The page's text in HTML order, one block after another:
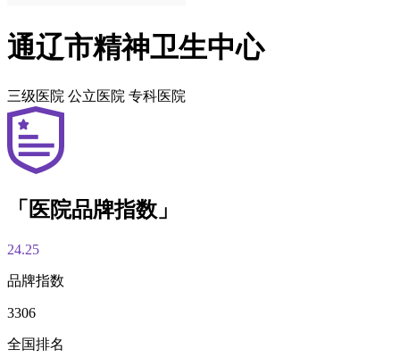
通辽市精神卫生中心
三级医院 公立医院 专科医院
「医院品牌指数」
24.25
品牌指数
3306
全国排名